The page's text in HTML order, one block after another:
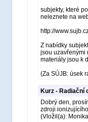
subjekty, které
neleznete na
http://
Z nabídky
jsou uzavřenými
materiály jsou k
(Za SÚJB: úsek
Kurz - Radiační
Dobrý den,
zdroji
(Vložil(a):